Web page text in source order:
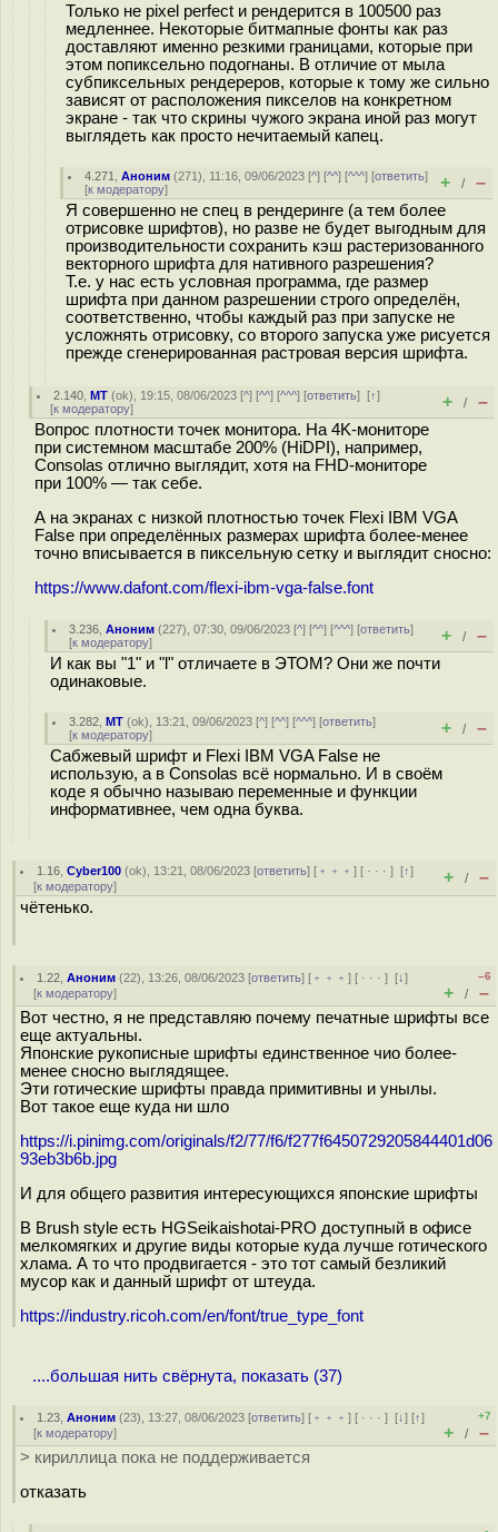
Только не pixel perfect и рендерится в 100500 раз
медленнее. Некоторые битмапные фонты как раз
доставляют именно резкими границами, которые при
этом попиксельно подогнаны. В отличие от мыла
субпиксельных рендереров, которые к тому же сильно
зависят от расположения пикселов на конкретном
экране - так что скрины чужого экрана иной раз могут
выглядеть как просто нечитаемый капец.
4.271 ,Аноним (271), 11:16, 09/06/2023 [^] [^^] [^^^] [ответить]
[к модератору] + / –
Я совершенно не спец в рендеринге (а тем более
отрисовке шрифтов), но разве не будет выгодным для
производительности сохранить кэш растеризованного
векторного шрифта для нативного разрешения?
Т.е. у нас есть условная программа, где размер
шрифта при данном разрешении строго определён,
соответственно, чтобы каждый раз при запуске не
усложнять отрисовку, со второго запуска уже рисуется
прежде сгенерированная растровая версия шрифта.
2.140 ,MT (ok), 19:15, 08/06/2023 [^] [^^] [^^^] [ответить][↑]
[к модератору] + / –
Вопрос плотности точек монитора. На 4K-мониторе
при системном масштабе 200% (HiDPI), например,
Consolas отлично выглядит, хотя на FHD-мониторе
при 100% — так себе.
А на экранах с низкой плотностью точек Flexi IBM VGA
False при определённых размерах шрифта более-менее
точно вписывается в пиксельную сетку и выглядит сносно:
https://www.dafont.com/flexi-ibm-vga-false.font
3.236 ,Аноним (227), 07:30, 09/06/2023 [^] [^^] [^^^] [ответить]
[к модератору] + / –
И как вы "1" и "l" отличаете в ЭТОМ? Они же почти
одинаковые.
3.282 ,MT (ok), 13:21, 09/06/2023 [^] [^^] [^^^] [ответить]
[к модератору] + / –
Сабжевый шрифт и Flexi IBM VGA False не
использую, а в Consolas всё нормально. И в своём
коде я обычно называю переменные и функции
информативнее, чем одна буква.
1.16 ,Cyber100 (ok), 13:21, 08/06/2023 [ответить] [ ﹢﹢﹢] [ · · ·][↑]
[к модератору] + / –
чётенько.
1.22 ,Аноним (22), 13:26, 08/06/2023 [ответить] [ ﹢﹢﹢] [ · · ·][↓]
[к модератору]
–6
+ / –
Вот честно, я не представляю почему печатные шрифты все
еще актуальны.
Японские рукописные шрифты единственное чио более-
менее сносно выглядящее.
Эти готические шрифты правда примитивны и унылы.
Вот такое еще куда ни шло
https://i.pinimg.com/originals/f2/77/f6/f277f6450729205844401d06
93eb3b6b.jpg
И для общего развития интересующихся японские шрифты
В Brush style есть HGSeikaishotai-PRO доступный в офисе
мелкомягких и другие виды которые куда лучше готического
хлама. А то что продвигается - это тот самый безликий
мусор как и данный шрифт от штеуда.
https://industry.ricoh.com/en/font/true_type_font
....большая нить свёрнута, показать (37)
1.23 ,Аноним (23), 13:27, 08/06/2023 [ответить] [ ﹢﹢﹢] [ · · ·][↓] [↑]
[к модератору]
+7
+ / –
> кириллица пока не поддерживается
отказать